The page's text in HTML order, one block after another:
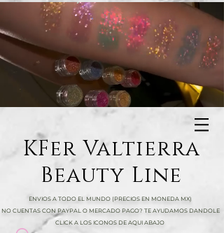
KFer Valtierra
Beauty Line
ENVIOS A TODO EL MUNDO (PRECIOS EN MONEDA MX)
NO CUENTAS CON PAYPAL O MERCADO PAGO? TE AYUDAMOS DANDOLE
CLICK A LOS ICONOS DE AQUI ABAJO